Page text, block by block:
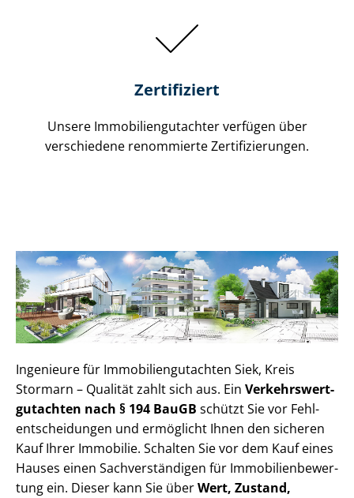
Zertifiziert
Unsere Immobilien­gutachter verfügen über
verschiedene renommierte Zer­ti­fi­zie­run­gen.
Ingenieure für Im­mo­bi­li­en­gut­ach­ten Siek, Kreis
Stormarn – Qualität zahlt sich aus. Ein Ver­kehrs­wert­
gut­ach­ten nach § 194 BauGB schützt Sie vor Fehl­
ent­schei­dun­gen und ermöglicht Ihnen den sicheren
Kauf Ihrer Immobilie. Schalten Sie vor dem Kauf eines
Hauses einen Sach­ver­stän­di­gen für Im­mo­bi­li­en­be­wer­
tung ein. Dieser kann Sie überWert, Zustand,